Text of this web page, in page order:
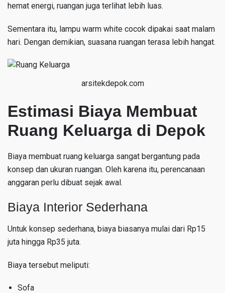
hemat energi, ruangan juga terlihat lebih luas.
Sementara itu, lampu warm white cocok dipakai saat malam
hari. Dengan demikian, suasana ruangan terasa lebih hangat.
arsitekdepok.com
Estimasi Biaya Membuat
Ruang Keluarga di Depok
Biaya membuat ruang keluarga sangat bergantung pada
konsep dan ukuran ruangan. Oleh karena itu, perencanaan
anggaran perlu dibuat sejak awal.
Biaya Interior Sederhana
Untuk konsep sederhana, biaya biasanya mulai dari Rp15
juta hingga Rp35 juta.
Biaya tersebut meliputi:
Sofa